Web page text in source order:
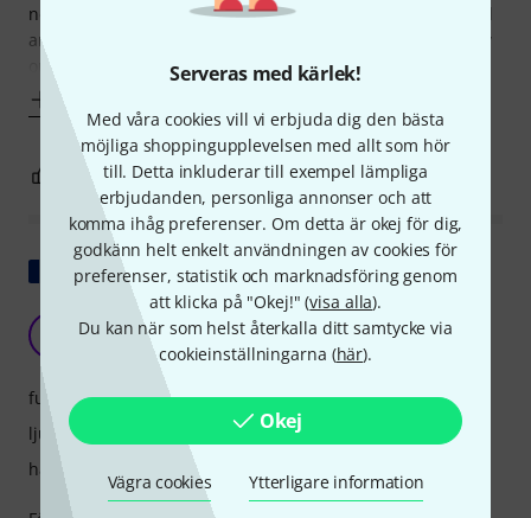
Serveras med kärlek!
Med våra cookies vill vi erbjuda dig den bästa
möjliga shoppingupplevelsen med allt som hör
till. Detta inkluderar till exempel lämpliga
erbjudanden, personliga annonser och att
komma ihåg preferenser. Om detta är okej för dig,
godkänn helt enkelt användningen av cookies för
preferenser, statistik och marknadsföring genom
att klicka på "Okej!" (visa alla).
Du kan när som helst återkalla ditt samtycke via
cookieinställningarna (här).
Okej
Vägra cookies Ytterligare information
negative is that the supplied strings were awful - the B had
an odd dull warbley sound and they sounded pretty flubby
out of the box.
Visa mer
0 ANMÄL RECENSION
Visa original
Förvånande!!
LeDab 06.06.2025
funktioner
ljud
hantverkskvalitet